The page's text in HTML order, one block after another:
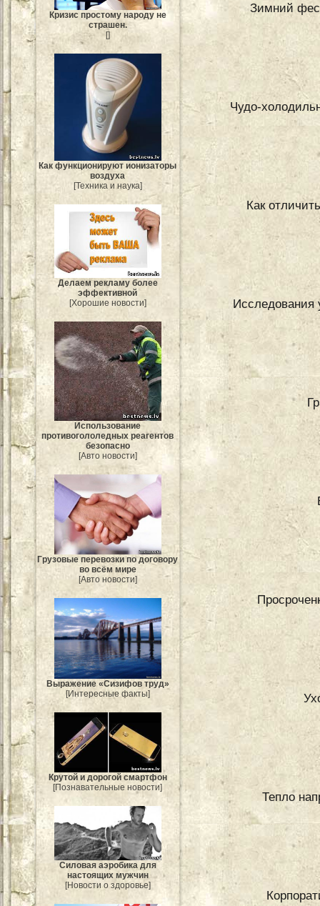
Кризис простому народу не
страшен.
[]
Как функционируют ионизаторы
воздуха
[Техника и наука]
Делаем рекламу более
эффективной
[Хорошие новости]
Использование
противогололедных реагентов
безопасно
[Авто новости]
Грузовые перевозки по договору
во всём мире
[Авто новости]
Выражение «Сизифов труд»
[Интересные факты]
Крутой и дорогой смартфон
[Познавательные новости]
Силовая аэробика для
настоящих мужчин
[Новости о здоровье]
Зимний
Чудо-
Как
Тепло